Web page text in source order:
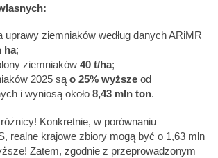
uprawy ziemniaków według danych ARiMR
ha;
ziemniaków 40 t/ha;
2025 są o 25% wyższe od
i wyniosą około 8,43 mln ton.
Konkretnie, w porównaniu
realne krajowe zbiory mogą być o 1,63 mln
Zatem, zgodnie z przeprowadzonym